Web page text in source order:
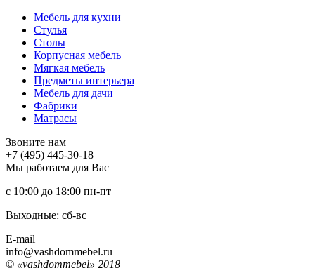
Мебель для кухни
Стулья
Столы
Корпусная мебель
Мягкая мебель
Предметы интерьера
Мебель для дачи
Фабрики
Матраcы
Звоните нам
+7 (495) 445-30-18
Мы работаем для Вас
с 10:00 до 18:00 пн-пт
Выходные: сб-вc
E-mail
info@vashdommebel.ru
© «vashdommebel» 2018